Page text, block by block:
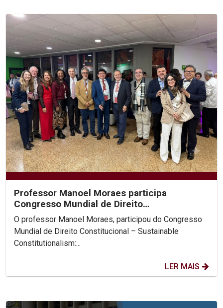
Professor Manoel Moraes participa
Congresso Mundial de Direito
Constitucional, na Colômbia.
O professor Manoel Moraes, participou do Congresso
Mundial de Direito Constitucional – Sustainable
Constitutionalism:...
LER MAIS